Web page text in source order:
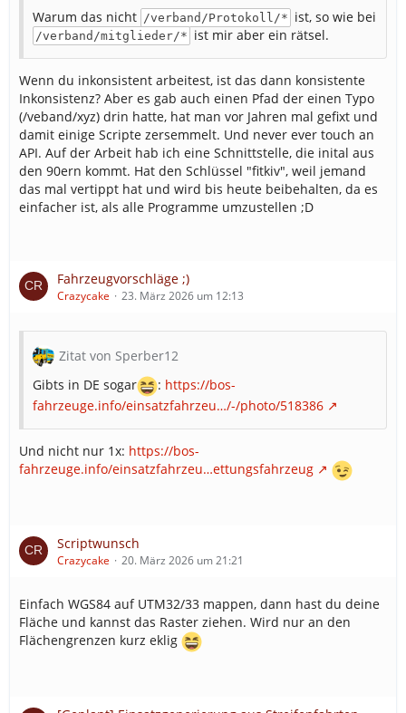
Warum das nicht /verband/Protokoll/* ist, so wie bei
/verband/mitglieder/* ist mir aber ein rätsel.
Wenn du inkonsistent arbeitest, ist das dann konsistente
Inkonsistenz? Aber es gab auch einen Pfad der einen Typo
(/veband/xyz) drin hatte, hat man vor Jahren mal gefixt und
damit einige Scripte zersemmelt. Und never ever touch an
API. Auf der Arbeit hab ich eine Schnittstelle, die inital aus
den 90ern kommt. Hat den Schlüssel "fitkiv", weil jemand
das mal vertippt hat und wird bis heute beibehalten, da es
einfacher ist, als alle Programme umzustellen ;D
Fahrzeugvorschläge ;)
Crazycake 23. März 2026 um 12:13
Zitat von Sperber12
Gibts in DE sogar
: https://bos-
fahrzeuge.info/einsatzfahrzeu…/-/photo/518386
Und nicht nur 1x: https://bos-
fahrzeuge.info/einsatzfahrzeu…ettungsfahrzeug
Scriptwunsch
Crazycake 20. März 2026 um 21:21
Einfach WGS84 auf UTM32/33 mappen, dann hast du deine
Fläche und kannst das Raster ziehen. Wird nur an den
Flächengrenzen kurz eklig